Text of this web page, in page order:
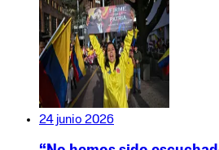
24 junio 2026